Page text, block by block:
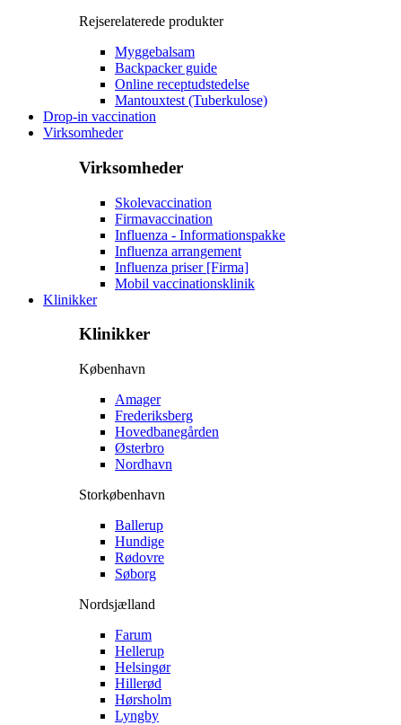
Rejserelaterede produkter
Myggebalsam
Backpacker guide
Online receptudstedelse
Mantouxtest (Tuberkulose)
Drop-in vaccination
Virksomheder
Virksomheder
Skolevaccination
Firmavaccination
Influenza - Informationspakke
Influenza arrangement
Influenza priser [Firma]
Mobil vaccinationsklinik
Klinikker
Klinikker
København
Amager
Frederiksberg
Hovedbanegården
Østerbro
Nordhavn
Storkøbenhavn
Ballerup
Hundige
Rødovre
Søborg
Nordsjælland
Farum
Hellerup
Helsingør
Hillerød
Hørsholm
Lyngby